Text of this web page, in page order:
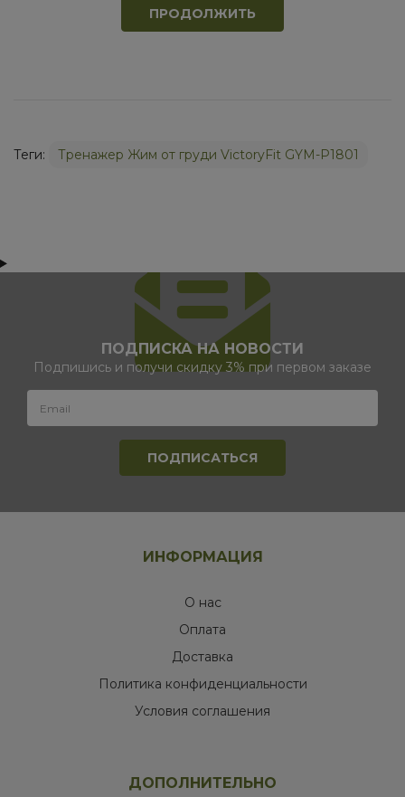
ПРОДОЛЖИТЬ
Теги: Тренажер Жим от груди VictoryFit GYM-P1801
ПОДПИСКА НА НОВОСТИ
Подпишись и получи скидку 3% при первом заказе
ИНФОРМАЦИЯ
О нас
Оплата
Доставка
Политика конфиденциальности
Условия соглашения
ДОПОЛНИТЕЛЬНО